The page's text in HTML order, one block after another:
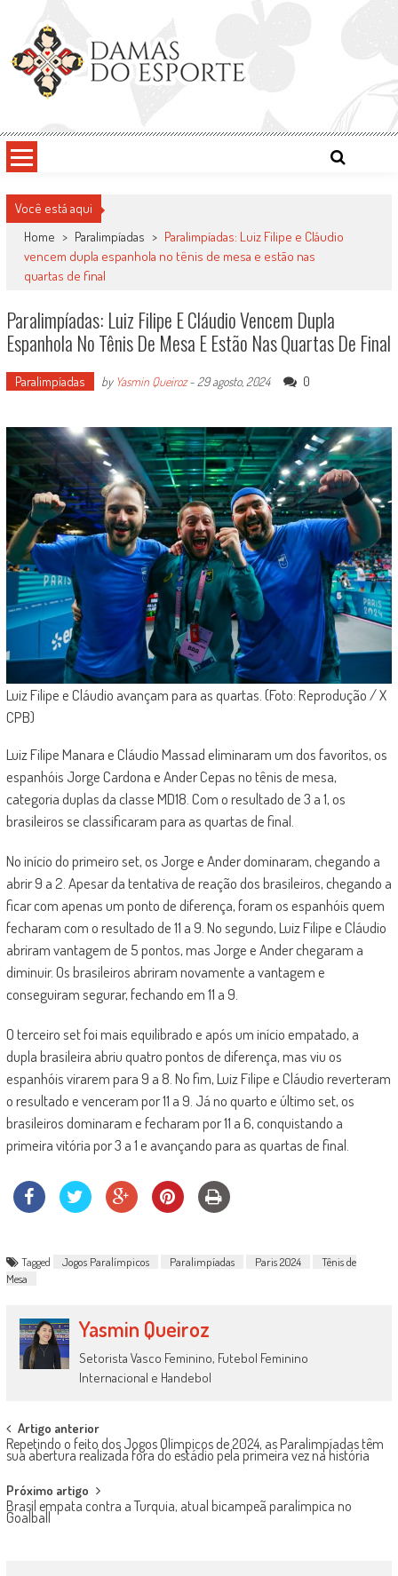
content
Damas do Esporte
Você está aqui
Home > Paralimpíadas > Paralimpíadas: Luiz Filipe e Cláudio
vencem dupla espanhola no tênis de mesa e estão nas
quartas de final
Paralimpíadas: Luiz Filipe E Cláudio Vencem Dupla
Espanhola No Tênis De Mesa E Estão Nas Quartas De Final
Paralimpíadas by Yasmin Queiroz- 29 agosto, 2024 0
Luiz Filipe e Cláudio avançam para as quartas. (Foto: Reprodução / X
CPB)
Luiz Filipe Manara e Cláudio Massad eliminaram um dos favoritos, os
espanhóis Jorge Cardona e Ander Cepas no tênis de mesa,
categoria duplas da classe MD18. Com o resultado de 3 a 1, os
brasileiros se classificaram para as quartas de final.
No início do primeiro set, os Jorge e Ander dominaram, chegando a
abrir 9 a 2. Apesar da tentativa de reação dos brasileiros, chegando a
ficar com apenas um ponto de diferença, foram os espanhóis quem
fecharam com o resultado de 11 a 9. No segundo, Luiz Filipe e Cláudio
abriram vantagem de 5 pontos, mas Jorge e Ander chegaram a
diminuir. Os brasileiros abriram novamente a vantagem e
conseguiram segurar, fechando em 11 a 9.
O terceiro set foi mais equilibrado e após um início empatado, a
dupla brasileira abriu quatro pontos de diferença, mas viu os
espanhóis virarem para 9 a 8. No fim, Luiz Filipe e Cláudio reverteram
o resultado e venceram por 11 a 9. Já no quarto e último set, os
brasileiros dominaram e fecharam por 11 a 6, conquistando a
primeira vitória por 3 a 1 e avançando para as quartas de final.
Tagged Jogos Paralímpicos Paralimpíadas Paris 2024
Tênis de
Mesa
Yasmin Queiroz
Setorista Vasco Feminino, Futebol Feminino
Internacional e Handebol
Post
navigation
Artigo anterior
Repetindo o feito dos Jogos Olímpicos de 2024, as Paralimpíadas têm
sua abertura realizada fora do estádio pela primeira vez na história
Próximo artigo
Brasil empata contra a Turquia, atual bicampeã paralímpica no
Goalball